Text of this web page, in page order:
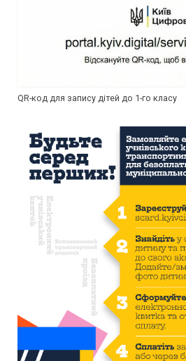
QR-код для запису дітей до 1-го класу